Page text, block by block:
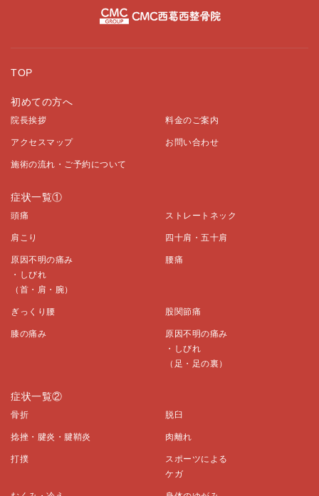
TOP
初めての方へ
院長挨拶 料金のご案内
アクセスマップ お問い合わせ
施術の流れ・ご予約について
症状一覧①
頭痛 ストレートネック
肩こり 四十肩・五十肩
原因不明の痛み
・しびれ
（首・肩・腕）
腰痛
ぎっくり腰 股関節痛
膝の痛み
原因不明の痛み
・しびれ
（足・足の裏）
症状一覧②
骨折 脱臼
捻挫・腱炎・腱鞘炎 肉離れ
打撲
スポーツによる
ケガ